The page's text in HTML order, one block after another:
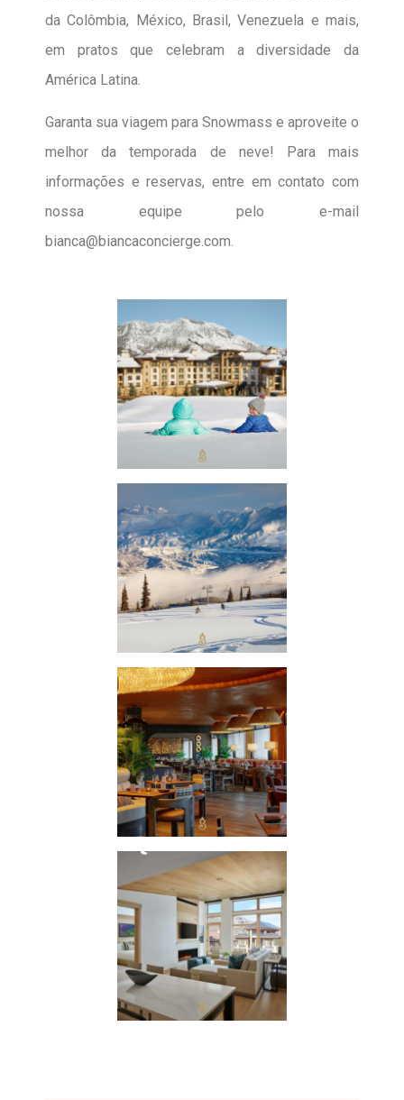
da Colômbia, México, Brasil, Venezuela e mais,
em pratos que celebram a diversidade da
América Latina.
Garanta sua viagem para Snowmass e aproveite o
melhor da temporada de neve! Para mais
informações e reservas, entre em contato com
nossa equipe pelo e-mail
bianca@biancaconcierge.com.